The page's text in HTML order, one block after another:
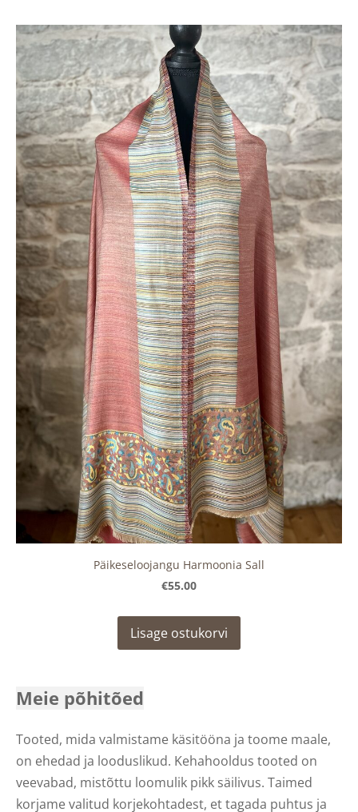
Meie põhitõed
Tooted, mida valmistame käsitööna ja toome maale,
on ehedad ja looduslikud. Kehahooldus tooted on
veevabad, mistõttu loomulik pikk säilivus. Taimed
korjame valitud korjekohtadest, et tagada puhtus ja
Päikeseloojangu Harmoonia Sall
€55.00
Lisage ostukorvi